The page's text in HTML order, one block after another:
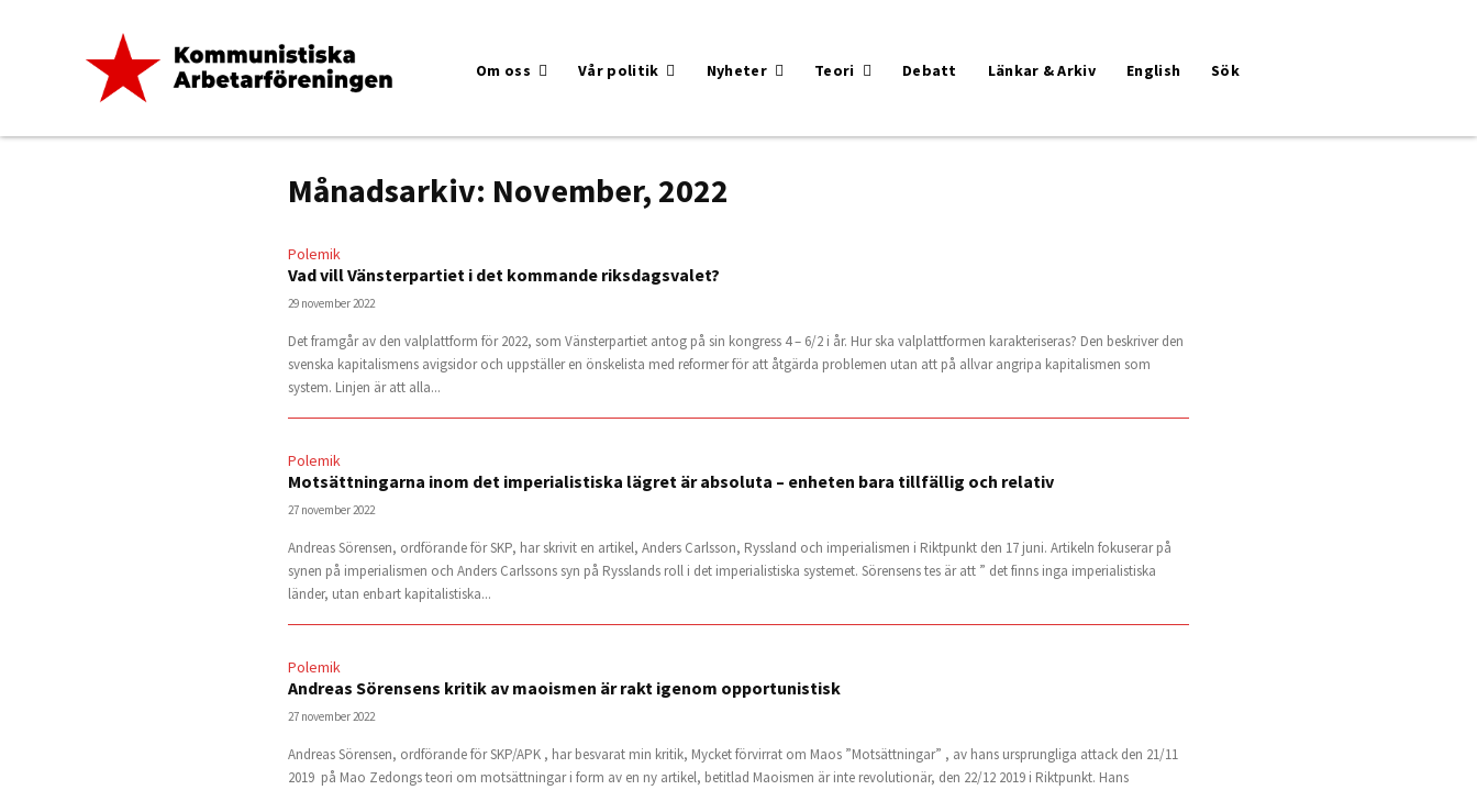
Om oss Vår politik Nyheter Teori Debatt Länkar & Arkiv English Sök
Månadsarkiv: November, 2022
Polemik
Vad vill Vänsterpartiet i det kommande riksdagsvalet?
29 november 2022
Det framgår av den valplattform för 2022, som Vänsterpartiet antog på sin kongress 4 – 6/2 i år. Hur ska valplattformen karakteriseras? Den beskriver den
svenska kapitalismens avigsidor och uppställer en önskelista med reformer för att åtgärda problemen utan att på allvar angripa kapitalismen som
system. Linjen är att alla...
Polemik
Motsättningarna inom det imperialistiska lägret är absoluta – enheten bara tillfällig och relativ
27 november 2022
Andreas Sörensen, ordförande för SKP, har skrivit en artikel, Anders Carlsson, Ryssland och imperialismen i Riktpunkt den 17 juni. Artikeln fokuserar på
synen på imperialismen och Anders Carlssons syn på Rysslands roll i det imperialistiska systemet. Sörensens tes är att ” det finns inga imperialistiska
länder, utan enbart kapitalistiska...
Polemik
Andreas Sörensens kritik av maoismen är rakt igenom opportunistisk
27 november 2022
Andreas Sörensen, ordförande för SKP/APK , har besvarat min kritik, Mycket förvirrat om Maos ”Motsättningar” , av hans ursprungliga attack den 21/11
2019 på Mao Zedongs teori om motsättningar i form av en ny artikel, betitlad Maoismen är inte revolutionär, den 22/12 2019 i Riktpunkt. Hans